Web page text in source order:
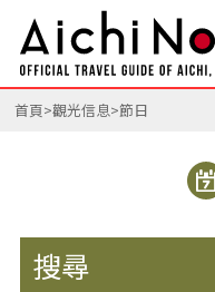
首頁 觀光信息 節日
搜尋